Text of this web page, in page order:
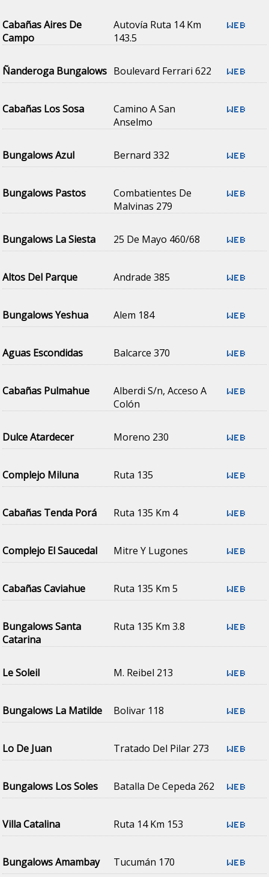
Cabañas Aires De
Campo
Autovía Ruta 14 Km
143.5
Ñanderoga Bungalows Boulevard Ferrari 622
Cabañas Los Sosa
Camino A San
Anselmo
Bungalows Azul Bernard 332
Bungalows Pastos
Combatientes De
Malvinas 279
Bungalows La Siesta 25 De Mayo 460/68
Altos Del Parque Andrade 385
Bungalows Yeshua Alem 184
Aguas Escondidas Balcarce 370
Cabañas Pulmahue
Alberdi S/n, Acceso A
Colón
Dulce Atardecer Moreno 230
Complejo Miluna Ruta 135
Cabañas Tenda Porá Ruta 135 Km 4
Complejo El Saucedal Mitre Y Lugones
Cabañas Caviahue Ruta 135 Km 5
Bungalows Santa
Catarina
Ruta 135 Km 3.8
Le Soleil M. Reibel 213
Bungalows La Matilde Bolivar 118
Lo De Juan Tratado Del Pilar 273
Bungalows Los Soles Batalla De Cepeda 262
Villa Catalina Ruta 14 Km 153
Bungalows Amambay Tucumán 170